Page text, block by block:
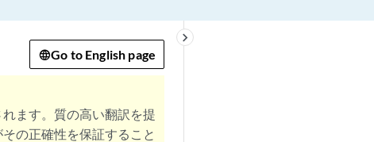
keyboard_arrow_right
Go to English page
ます。質の高い翻訳を提
の正確性を保証すること